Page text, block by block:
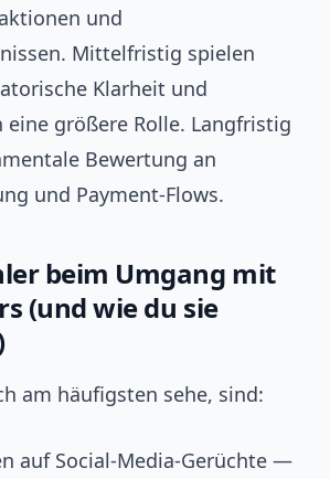
und
Mittelfristig spielen
Klarheit und
eine größere Rolle. Langfristig
Bewertung an
und Payment‑Flows.
beim Umgang mit
(und wie du sie
am häufigsten sehe, sind:
auf Social‑Media‑Gerüchte —